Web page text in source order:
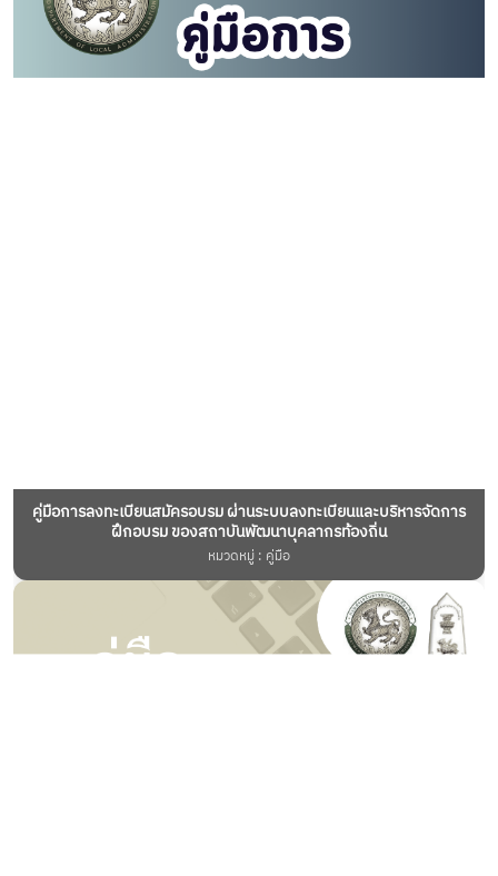
คู่มือการลงทะเบียนสมัครอบรม ผ่านระบบลงทะเบียนและบริหารจัดการ
ฝึกอบรม ของสถาบันพัฒนาบุคลากรท้องถิ่น
หมวดหมู่ : คู่มือ